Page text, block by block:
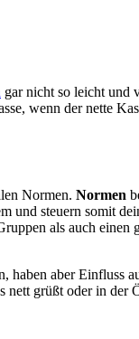
gar nicht so leicht und
wenn der nette
Normen. Normen
und steuern somit
als auch einen
aber Einfluss
nett grüßt oder in